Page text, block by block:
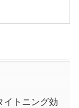
注射、シミ取りレー
イトニング効